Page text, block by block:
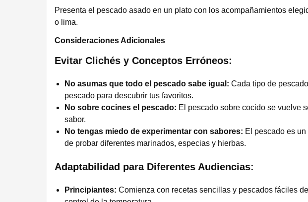
Presenta el pescado asado en un plato con los acompañamientos
o lima.
Consideraciones Adicionales
Evitar Clichés y Conceptos Erróneos:
No asumas que todo el pescado sabe igual: Cada tipo de
pescado para descubrir tus favoritos.
No sobre cocines el pescado: El pescado sobre cocido se vuelve
sabor.
No tengas miedo de experimentar con sabores: El pescado es
de probar diferentes marinados, especias y hierbas.
Adaptabilidad para Diferentes Audiencias:
Principiantes: Comienza con recetas sencillas y pescados fáciles